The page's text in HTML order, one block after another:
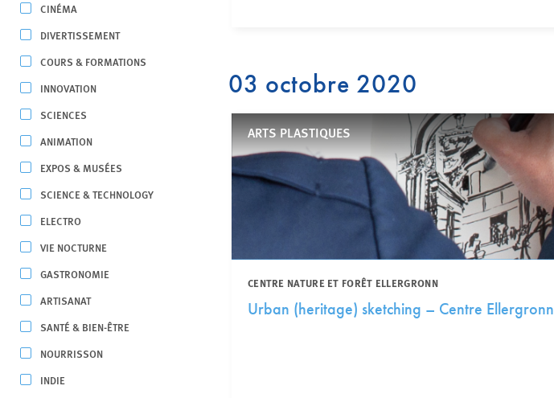
CINÉMA
DIVERTISSEMENT
COURS & FORMATIONS
INNOVATION
SCIENCES
ANIMATION
EXPOS & MUSÉES
SCIENCE & TECHNOLOGY
ELECTRO
VIE NOCTURNE
GASTRONOMIE
ARTISANAT
SANTÉ & BIEN-ÊTRE
NOURRISSON
INDIE
03 octobre 2020
ARTS PLASTIQUES
CENTRE NATURE ET FORÊT ELLERGRONN
Urban (heritage) sketching – Centre Ellergronn